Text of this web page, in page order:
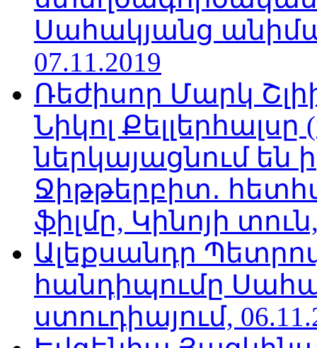
Սահակյանց
07.11.2019
Ռեժիսոր Մարկ
Նիկոլ
ներկայացնում են
Ջիթթերբիտ․
ֆիլմը, Կինոյի տուն,
Ալեքսանդր
հանդիպումը
ստուդիայում,